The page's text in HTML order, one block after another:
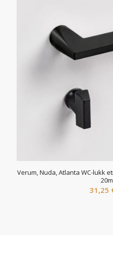
Verum, Nuda, Atlanta WC-lukk
31,25